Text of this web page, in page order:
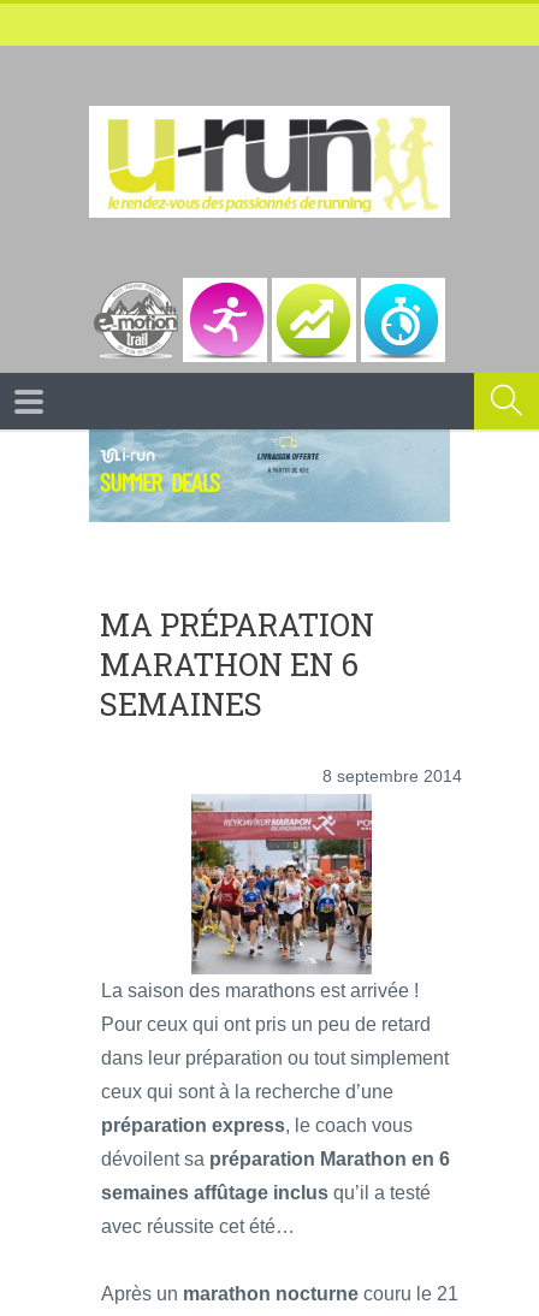
MA PRÉPARATION
MARATHON EN 6
SEMAINES
8 septembre 2014
La saison des marathons est arrivée !
Pour ceux qui ont pris un peu de retard
dans leur préparation ou tout simplement
ceux qui sont à la recherche d’une
préparation express, le coach vous
dévoilent sa préparation Marathon en 6
semaines affûtage inclus qu’il a testé
avec réussite cet été…
Après un marathon nocturne couru le 21